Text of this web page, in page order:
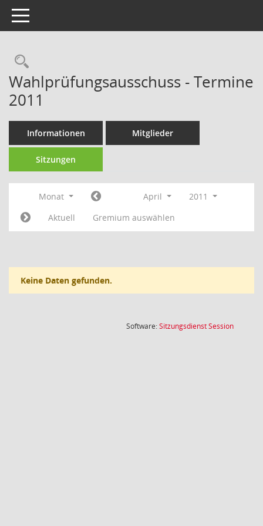
Toggle navigation
Rechercheauswahl
Wahlprüfungsausschuss - Termine
2011
Informationen Mitglieder
Sitzungen
Monat April
2011
Aktuell
Gremium auswählen
Keine Daten gefunden.
Software:SitzungsdienstSession(Wird in